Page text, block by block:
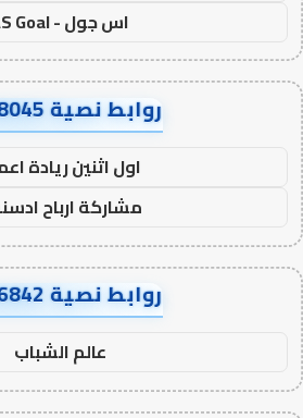
اس جول - AS Goal
روابط نصية AA38045
اول اثنين ريادة
مشاركة ارباح
روابط نصية AA86842
عالم الشباب